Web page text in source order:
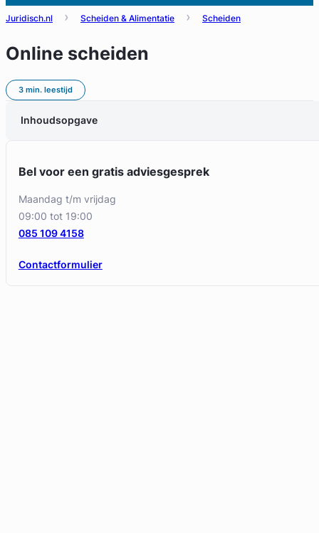
Juridisch.nl Scheiden & Alimentatie Scheiden
Online scheiden
3 min. leestijd
Inhoudsopgave
Bel voor een gratis adviesgesprek
maandag t/m vrijdag
09:00 tot 19:00
Contactformulier
085 109 4158